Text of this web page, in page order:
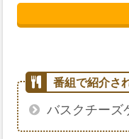
バスクチー